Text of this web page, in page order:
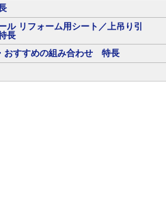
ル リフォーム用シート／上吊り引
長
おすすめの組み合わせ 特長